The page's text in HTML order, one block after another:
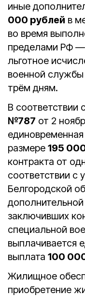
иные
000 рублей в
во время
пределами РФ —
льготное
военной
трём дням.
В соответствии
№787 от 2
размере 195
контракта от
соответствии с
Белгородской
заключивших
специальной
выплачивается
выплата 100
Жилищное
приобретение